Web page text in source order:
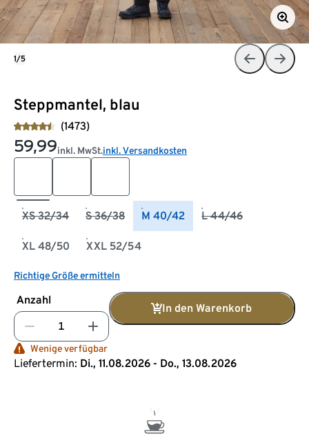
Steppmantel, blau
(1473)
59,99inkl. MwSt.inkl. Versandkosten
XS 32/34 S 36/38 M 40/42 L 44/46
XL 48/50 XXL 52/54
Richtige Größe ermitteln
Anzahl
In den Warenkorb
Wenige verfügbar
Liefertermin: Di., 11.08.2026 - Do., 13.08.2026
1/5